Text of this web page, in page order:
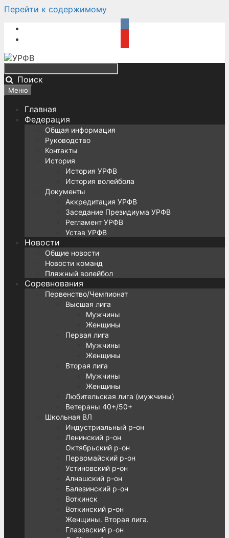
Перейти к содержимому
Поиск
Меню
Главная
Федерация
Общая информация
Руководство
Контакты
История
История УРФВ
История волейбола
Документы
Аккредитация УРФВ
Заседание Президиума УРФВ
Регламент УРФВ
Устав УРФВ
Новости
Общие новости
Новости команд
Пляжный волейбол
Соревнования
Первенство/Чемпионат
Высшая лига
Мужчины
Женщины
Первая лига
Мужчины
Женщины
Вторая лига
Мужчины
Женщины
Любительская лига (мужчины)
Ветераны 40+/50+
Школьная ВЛ
Индустриальный р-он
Ленинский р-он
Октябрьский р-он
Первомайский р-он
Устиновский р-он
Алнашский р-он
Балезинский р-он
Воткинск
Воткинский р-он
Женщины. Вторая лига.
Глазовский р-он